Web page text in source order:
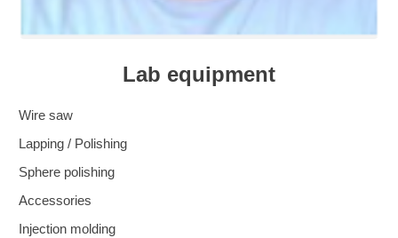
Lab equipment
Wire saw
Lapping / Polishing
Sphere polishing
Accessories
Injection molding